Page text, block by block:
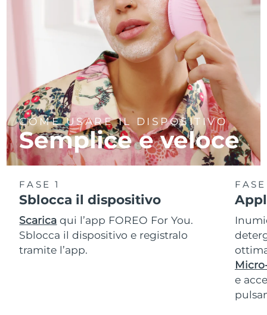
COME USARE IL DISPOSITIVO
Semplice e veloce
FASE 1
Sblocca il dispositivo
Scarica qui l’app FOREO For You.
Sblocca il dispositivo e registralo
tramite l’app.
e